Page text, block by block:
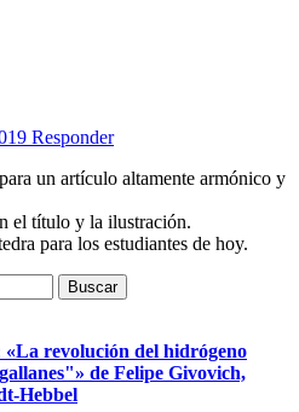
Responder
un artículo altamente armónico y
el título y la ilustración.
para los estudiantes de hoy.
revolución del hidrógeno
de Felipe Givovich,
Hebbel